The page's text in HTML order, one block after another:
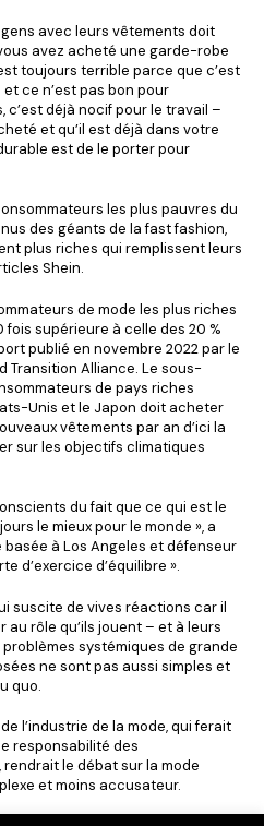
avec leurs vêtements doit
avez acheté une garde-robe
toujours terrible parce que c’est
ce n’est pas bon pour
c’est déjà nocif pour le travail –
et qu’il est déjà dans votre
est de le porter pour
les plus pauvres du
des géants de la fast fashion,
plus riches qui remplissent leurs
Shein.
de mode les plus riches
supérieure à celle des 20 %
publié en novembre 2022 par le
Transition Alliance. Le sous-
de pays riches
Unis et le Japon doit acheter
vêtements par an d’ici la
sur les objectifs climatiques
du fait que ce qui est le
le mieux pour le monde », a
à Los Angeles et défenseur
d’exercice d’équilibre ».
suscite de vives réactions car il
rôle qu’ils jouent – et à leurs
systémiques de grande
ne sont pas aussi simples et
quo.
l’industrie de la mode, qui ferait
responsabilité des
le débat sur la mode
et moins accusateur.